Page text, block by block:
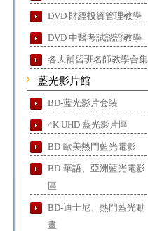
DVD 財經投資管理教學
DVD 中醫考試認證教學
各大補習班名師教學合集
藍光影片館
BD-蓝光影片套装
4K UHD 藍光影片區
BD-歐美熱門藍光電影
BD-華語、亞洲藍光電影
區
BD-迪士尼、熱門藍光動
畫